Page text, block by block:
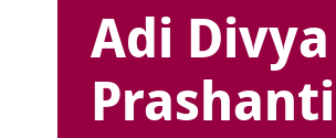
Adi
Prashanti